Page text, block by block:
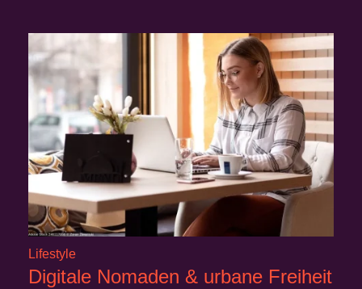
Lifestyle
Digitale Nomaden & urbane Freiheit